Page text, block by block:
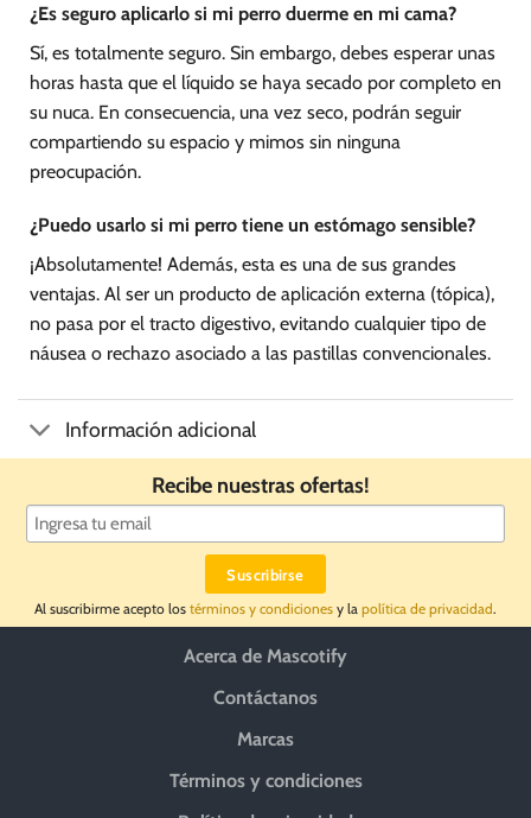
¿Es seguro aplicarlo si mi perro duerme en mi cama?
Sí, es totalmente seguro. Sin embargo, debes esperar unas
horas hasta que el líquido se haya secado por completo en
su nuca. En consecuencia, una vez seco, podrán seguir
compartiendo su espacio y mimos sin ninguna
preocupación.
¿Puedo usarlo si mi perro tiene un estómago sensible?
¡Absolutamente! Además, esta es una de sus grandes
ventajas. Al ser un producto de aplicación externa (tópica),
no pasa por el tracto digestivo, evitando cualquier tipo de
náusea o rechazo asociado a las pastillas convencionales.
Información adicional
Recibe nuestras ofertas!
Al suscribirme acepto los términos y condiciones y la política de privacidad.
Acerca de Mascotify
Contáctanos
Marcas
Términos y condiciones